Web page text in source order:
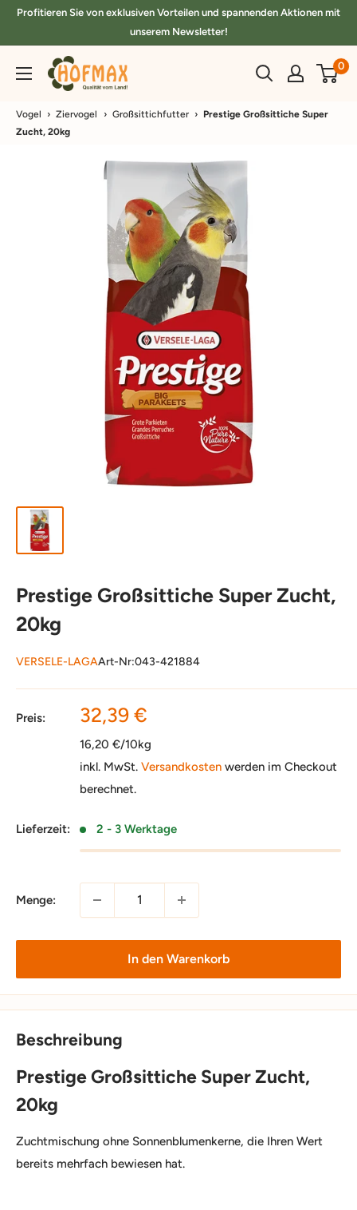
DirektProfitieren Sie von exklusiven Vorteilen und spannenden Aktionen mit
unserem Newsletter!
hofmax.de 0
Vogel › Ziervogel › Großsittichfutter › Prestige Großsittiche Super
Zucht, 20kg
Prestige Großsittiche Super Zucht,
20kg
VERSELE-LAGAArt-Nr:043-421884
Preis: Sonderpreis
32,39 €
16,20 €/10kg
inkl. MwSt. Versandkosten werden im Checkout
berechnet.
Lieferzeit: 2 - 3 Werktage
Menge:
In den Warenkorb
Beschreibung
Prestige Großsittiche Super Zucht,
20kg
Zuchtmischung ohne Sonnenblumenkerne, die Ihren Wert
bereits mehrfach bewiesen hat.